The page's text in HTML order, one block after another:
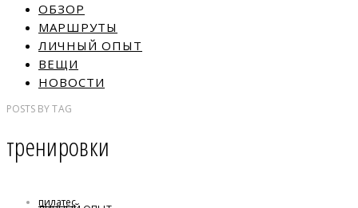
ОБЗОР
МАРШРУТЫ
ЛИЧНЫЙ ОПЫТ
ВЕЩИ
НОВОСТИ
POSTS BYTAG
тренировки
пилатес